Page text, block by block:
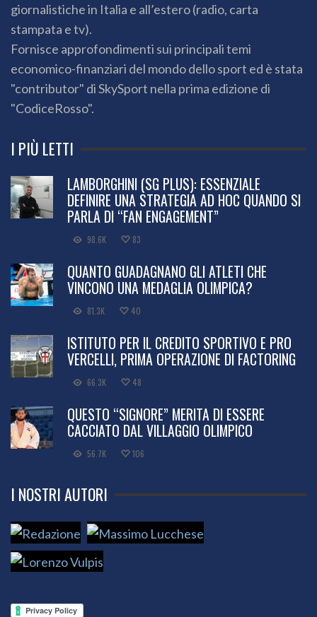
giornalistiche in Italia e all’estero (radio, carta
stampata e tv).
Fornisce approfondimenti sui principali temi
economico-finanziari del mondo dello sport ed è stata
"contributor" di SkySport nella prima edizione di
"CodiceRosso".
I PIÙ LETTI
LAMBORGHINI (SG PLUS): ESSENZIALE
DEFINIRE UNA STRATEGIA AD HOC QUANDO SI
PARLA DI “FAN ENGAGEMENT”
98.6K 83
QUANTO GUADAGNANO GLI ATLETI CHE
VINCONO UNA MEDAGLIA OLIMPICA?
81.3K 40
ISTITUTO PER IL CREDITO SPORTIVO E PRO
VERCELLI, PRIMA OPERAZIONE DI FACTORING
66.3K 48
QUESTO “SIGNORE” MERITA DI ESSERE
CACCIATO DAL VILLAGGIO OLIMPICO
56.7K 106
I NOSTRI AUTORI